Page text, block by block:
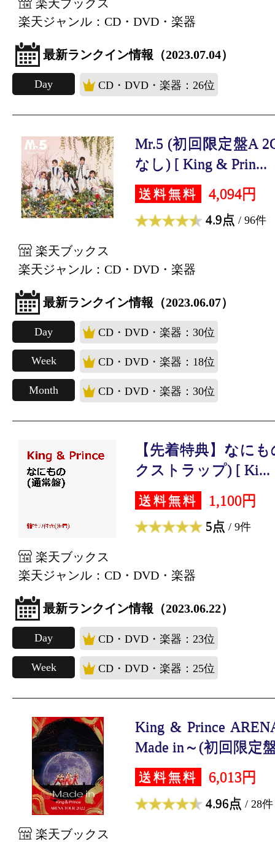
楽天ブックス
楽天ジャンル：CD・DVD・楽器
最新ランクイン情報（2023.07.04）
Day CD・DVD・楽器：26位
Mr.5 (初回限定盤A
なし) [ King & Prin...
送料無料 4,094円
4.9点 / 96件
楽天ブックス
楽天ジャンル：CD・DVD・楽器
最新ランクイン情報（2023.06.07）
Day CD・DVD・楽器：30位
Week CD・DVD・楽器：18位
Month CD・DVD・楽器：30位
【先着特典】なに
クストラップ) [ Ki...
送料無料 1,100円
5点 / 9件
楽天ブックス
楽天ジャンル：CD・DVD・楽器
最新ランクイン情報（2023.06.22）
Day CD・DVD・楽器：23位
Week CD・DVD・楽器：25位
King & Prince
Made in～(初回限定
送料無料 6,013円
4.96点 / 28件
楽天ブックス